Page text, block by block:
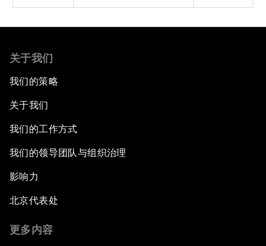
关于我们
我们的策略
关于我们
我们的工作方式
我们的领导团队与组织治理
影响力
北京代表处
更多内容